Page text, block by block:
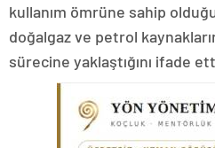
kullanım ömrüne sahip
doğalgaz ve petrol
sürecine yaklaştığını ifade